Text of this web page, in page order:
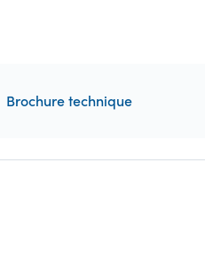
Brochure technique